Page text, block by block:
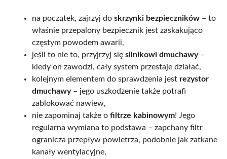
na początek, zajrzyj do skrzynki bezpieczników – to
właśnie przepalony bezpiecznik jest zaskakująco
częstym powodem awarii,
jeśli to nie to, przyjrzyj się silnikowi dmuchawy–
kiedy on zawodzi, cały system przestaje działać,
kolejnym elementem do sprawdzenia jest rezystor
dmuchawy– jego uszkodzenie także potrafi
zablokować nawiew,
nie zapominaj także o filtrze kabinowym! Jego
regularna wymiana to podstawa – zapchany filtr
ogranicza przepływ powietrza, podobnie jak zatkane
kanały wentylacyjne,